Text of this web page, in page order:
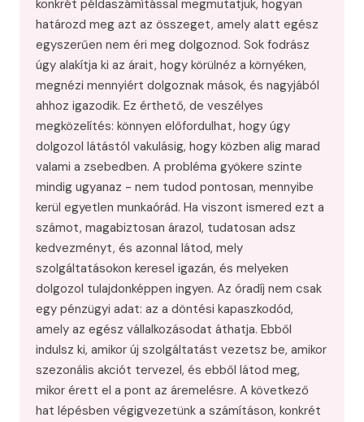
konkrét példaszámítással megmutatjuk, hogyan
határozd meg azt az összeget, amely alatt egész
egyszerűen nem éri meg dolgoznod. Sok fodrász
úgy alakítja ki az árait, hogy körülnéz a környéken,
megnézi mennyiért dolgoznak mások, és nagyjából
ahhoz igazodik. Ez érthető, de veszélyes
megközelítés: könnyen előfordulhat, hogy úgy
dolgozol látástól vakulásig, hogy közben alig marad
valami a zsebedben. A probléma gyökere szinte
mindig ugyanaz - nem tudod pontosan, mennyibe
kerül egyetlen munkaórád. Ha viszont ismered ezt a
számot, magabiztosan árazol, tudatosan adsz
kedvezményt, és azonnal látod, mely
szolgáltatásokon keresel igazán, és melyeken
dolgozol tulajdonképpen ingyen. Az óradíj nem csak
egy pénzügyi adat: az a döntési kapaszkodód,
amely az egész vállalkozásodat áthatja. Ebből
indulsz ki, amikor új szolgáltatást vezetsz be, amikor
szezonális akciót tervezel, és ebből látod meg,
mikor érett el a pont az áremelésre. A következő
hat lépésben végigvezetünk a számításon, konkrét